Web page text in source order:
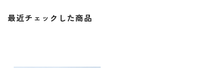
最近チェックした商品